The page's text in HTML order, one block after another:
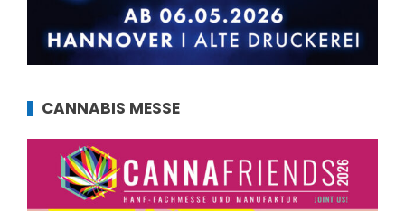
CANNABIS MESSE